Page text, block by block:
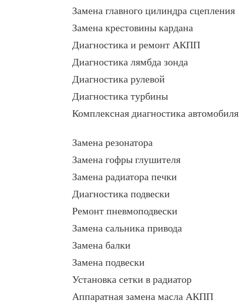
Замена главного цилиндра сцепления
Замена крестовины кардана
Диагностика и ремонт АКПП
Диагностика лямбда зонда
Диагностика рулевой
Диагностика турбины
Комплексная диагностика автомобиля
Замена резонатора
Замена гофры глушителя
Замена радиатора печки
Диагностика подвески
Ремонт пневмоподвески
Замена сальника привода
Замена балки
Замена подвески
Установка сетки в радиатор
Аппаратная замена масла АКПП